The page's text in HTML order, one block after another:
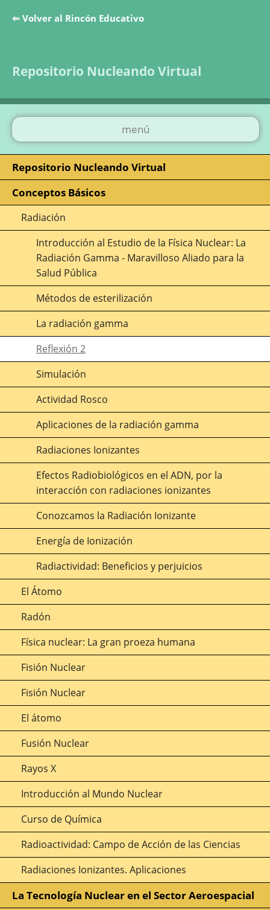
⇐ Volver al Rincón Educativo
Repositorio Nucleando Virtual
menú
Repositorio Nucleando Virtual
Conceptos Básicos
Radiación
Introducción al Estudio de la Física Nuclear: La
Radiación Gamma - Maravilloso Aliado para la
Salud Pública
Métodos de esterilización
La radiación gamma
Reflexión 2
Simulación
Actividad Rosco
Aplicaciones de la radiación gamma
Radiaciones Ionizantes
Efectos Radiobiológicos en el ADN, por la
interacción con radiaciones ionizantes
Conozcamos la Radiación Ionizante
Energía de Ionización
Radiactividad: Beneficios y perjuicios
El Átomo
Radón
Física nuclear: La gran proeza humana
Fisión Nuclear
Fisión Nuclear
El átomo
Fusión Nuclear
Rayos X
Introducción al Mundo Nuclear
Curso de Química
Radioactividad: Campo de Acción de las Ciencias
Radiaciones Ionizantes. Aplicaciones
La Tecnología Nuclear en el Sector Aeroespacial